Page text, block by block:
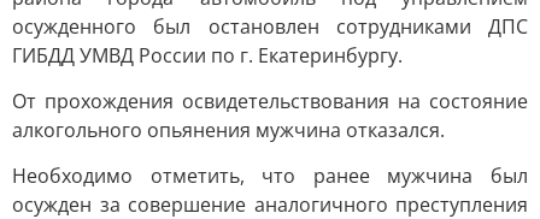
осужденного был остановлен сотрудниками ДПС
ГИБДД УМВД России по г. Екатеринбургу.
От прохождения освидетельствования на состояние
алкогольного опьянения мужчина отказался.
Необходимо отметить, что ранее мужчина был
осужден за совершение аналогичного преступления